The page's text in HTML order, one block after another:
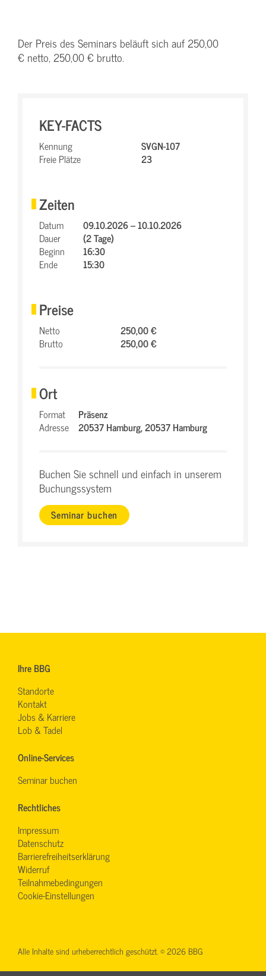
Der Preis des Seminars beläuft sich auf 250,00
€ netto, 250,00 € brutto.
KEY-FACTS
Kennung
SVGN-107
Freie Plätze
23
Zeiten
Datum
09.10.2026 – 10.10.2026
Dauer
(2 Tage)
Beginn
16:30
Ende
15:30
Preise
Netto
250,00 €
Brutto
250,00 €
Ort
Format
Präsenz
Adresse
20537 Hamburg,20537 Hamburg
Buchen Sie schnell und einfach in unserem
Buchungssystem
Seminar buchen
Ihre BBG
Standorte
Kontakt
Jobs & Karriere
Lob & Tadel
Online-Services
Seminar buchen
Rechtliches
Impressum
Datenschutz
Barrierefreiheitserklärung
Widerruf
Teilnahmebedingungen
Cookie-Einstellungen
Alle Inhalte sind urheberrechtlich geschützt. © 2026 BBG